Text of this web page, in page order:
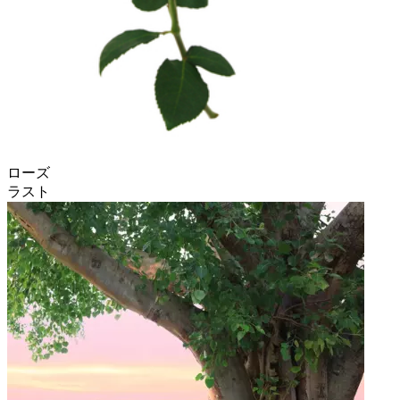
ローズ
ラスト